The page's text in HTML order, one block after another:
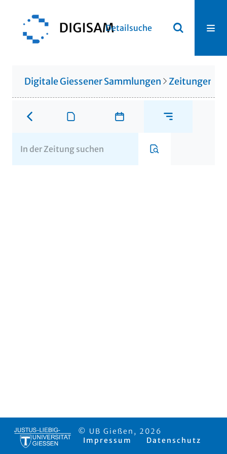
Detailsuche
Digitale Giessener Sammlungen Zeitungen
© UB Gießen, 2026
Impressum
Datenschutz